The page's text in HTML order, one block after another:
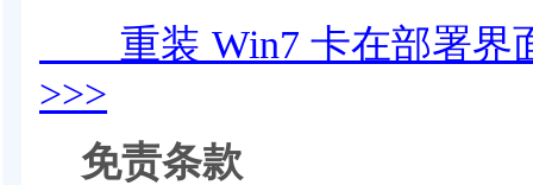
重装 Win7 卡在部署界
>>>
免责条款